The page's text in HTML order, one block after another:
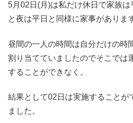
5月02日(月)は私だけ休日で家族
と夜は平日と同様に家事がありま
昼間の一人の時間は自分だけの時
割り当てていましたのでそこでは
することができなく。
結果として02日は実施することが
ました。